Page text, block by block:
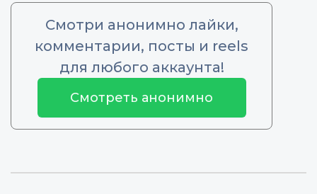
Смотри анонимно лайки,
комментарии, посты и reels
для любого аккаунта!
Смотреть анонимно